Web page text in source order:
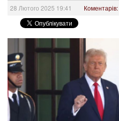
28 Лютого 2025 19:41 Коментарів: